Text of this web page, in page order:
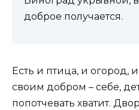
доброе получается.
Есть и птица, и огород,
своим добром – себе,
попотчевать хватит.